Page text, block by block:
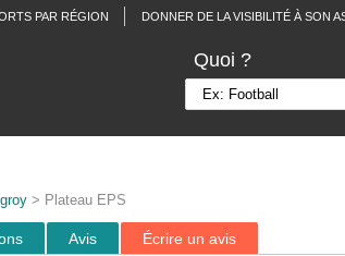
PAR RÉGION DONNER DE LA VISIBILITÉ À SON
Quoi ?
> Plateau EPS
Avis Écrire un avis